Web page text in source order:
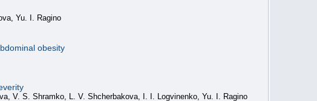
Yu. I. Ragino
obesity
V. S. Shramko, L. V. Shcherbakova, I. I. Logvinenko, Yu. I. Ragino